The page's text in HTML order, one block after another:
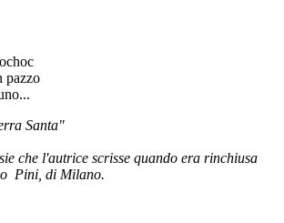
pazzo
Santa"
che l'autrice scrisse quando era rinchiusa
Pini, di Milano.